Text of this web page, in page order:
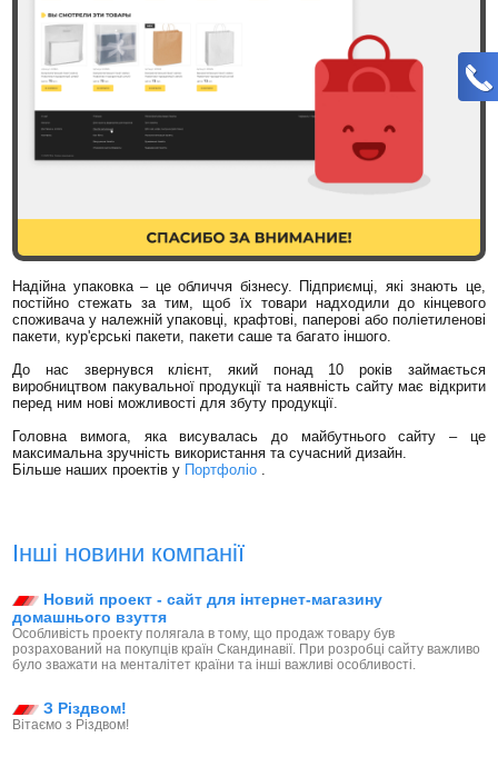
Надійна упаковка – це обличчя бізнесу. Підприємці, які знають це,
постійно стежать за тим, щоб їх товари надходили до кінцевого
споживача у належній упаковці, крафтові, паперові або поліетиленові
пакети, кур'єрські пакети, пакети саше та багато іншого.
До нас звернувся клієнт, який понад 10 років займається
виробництвом пакувальної продукції та наявність сайту має відкрити
перед ним нові можливості для збуту продукції.
Головна вимога, яка висувалась до майбутнього сайту – це
максимальна зручність використання та сучасний дизайн.
Більше наших проектів у Портфоліо
Інші новини компанії
Новий проект - сайт для інтернет-магазину
домашнього взуття
Особливість проекту полягала в тому, що продаж товару був
розрахований на покупців країн Скандинавії. При розробці сайту важливо
було зважати на менталітет країни та інші важливі особливості.
З Різдвом!
Вітаємо з Різдвом!